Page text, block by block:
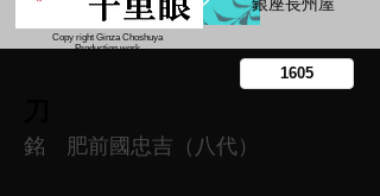
Copy right Ginza Choshuya
Production work
銘 肥前國忠吉（八代）